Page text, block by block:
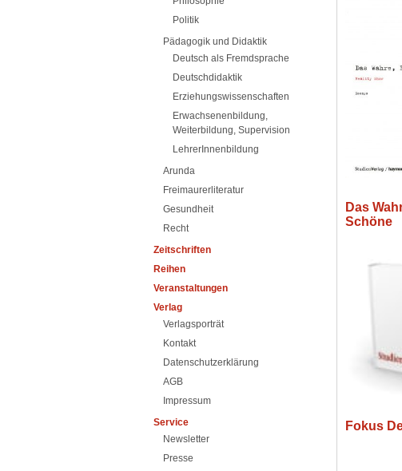
Politik
Pädagogik und Didaktik
Deutsch als Fremdsprache
Deutschdidaktik
Erziehungswissenschaften
Erwachsenenbildung,
Weiterbildung, Supervision
LehrerInnenbildung
Arunda
Freimaurerliteratur
Gesundheit
Recht
Zeitschriften
Reihen
Veranstaltungen
Verlag
Verlagsporträt
Kontakt
Datenschutzerklärung
AGB
Impressum
Service
Newsletter
Presse
Das
Schöne
Fokus